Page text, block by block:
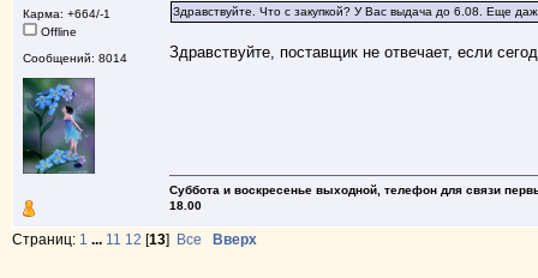
Карма: +664/-1
Offline
Сообщений: 8014
Здравствуйте. Что с закупкой? У Вас выдача до 6.08. Еще
Здравствуйте, поставщик не отвечает, если
Суббота и воскресенье выходной, телефон для связи
18.00
Страниц: 1 ... 11 12 [13] Все Вверх